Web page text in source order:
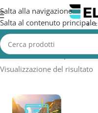
Salta alla navigazione
Salta al contenuto principale
Home/Prodotto Capacità in
Visualizzazione del risultato